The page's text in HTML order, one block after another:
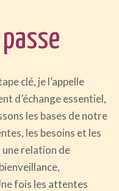
clé, je l’appelle
d’échange essentiel,
les bases de notre
les besoins et les
relation de
fois les attentes